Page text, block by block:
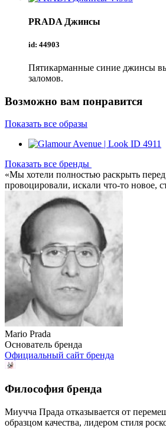
PRADA Джинсы
id: 44903
Пятикарманные синие джинсы
заломов.
Возможно вам понравится
Показать все образы
Показать все бренды
«Мы хотели полностью раскрыть
провоцировали, искали что-то новое,
Mario Prada
Основатель бренда
Официальный сайт бренда
Философия бренда
Миучча Прада отказывается от
образцом качества, лидером стиля